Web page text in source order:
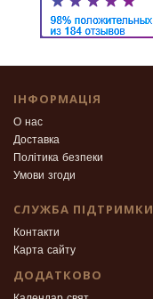
ІНФОРМАЦІЯ
О нас
Доставка
Політика безпеки
Умови згоди
СЛУЖБА ПІДТРИМКИ
Контакти
Карта сайту
ДОДАТКОВО